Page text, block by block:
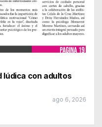
lúdica con adultos
ago 6, 2026